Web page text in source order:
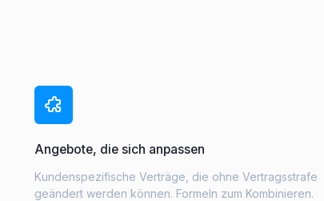
Angebote, die sich anpassen
Kundenspezifische Verträge, die ohne Vertragsstrafe
geändert werden können. Formeln zum Kombinieren.